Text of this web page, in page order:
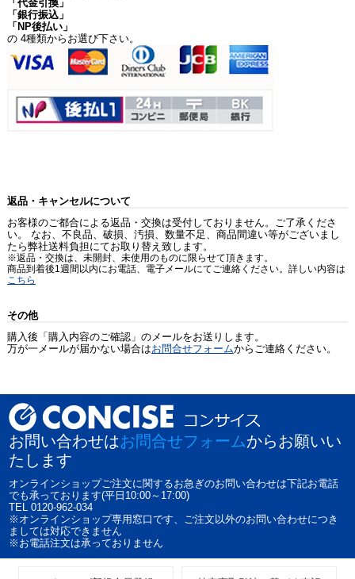
「代金引換」
「銀行振込」
「NP後払い」
の 4種類からお選び下さい。
返品・キャンセルについて
お客様のご都合による返品・交換は受付しておりません。ご了承くださ
い。 なお、不良品、破損、汚損、数量不足、商品間違い等がございまし
たら弊社送料負担にてお取り替え致します。
※返品・交換は、未開封、未使用のものに限らせて頂きます。
商品到着後1週間以内にお電話、電子メールにてご連絡ください。詳しい内容は
こちら
その他
購入後「購入内容のご確認」のメールをお送りします。
万が一メールが届かない場合はお問合せフォームからご連絡ください。
お問い合わせはお問合せフォームからお願いい
たします
オンラインショップご注文に関するお急ぎのお問い合わせは下記お電話
でも承っております(平日10:00～17:00)
TEL 0120-962-034
※オンラインショップ専用窓口です、ご注文以外のお問い合わせにつき
ましては対応できません
※お電話注文は承っておりません